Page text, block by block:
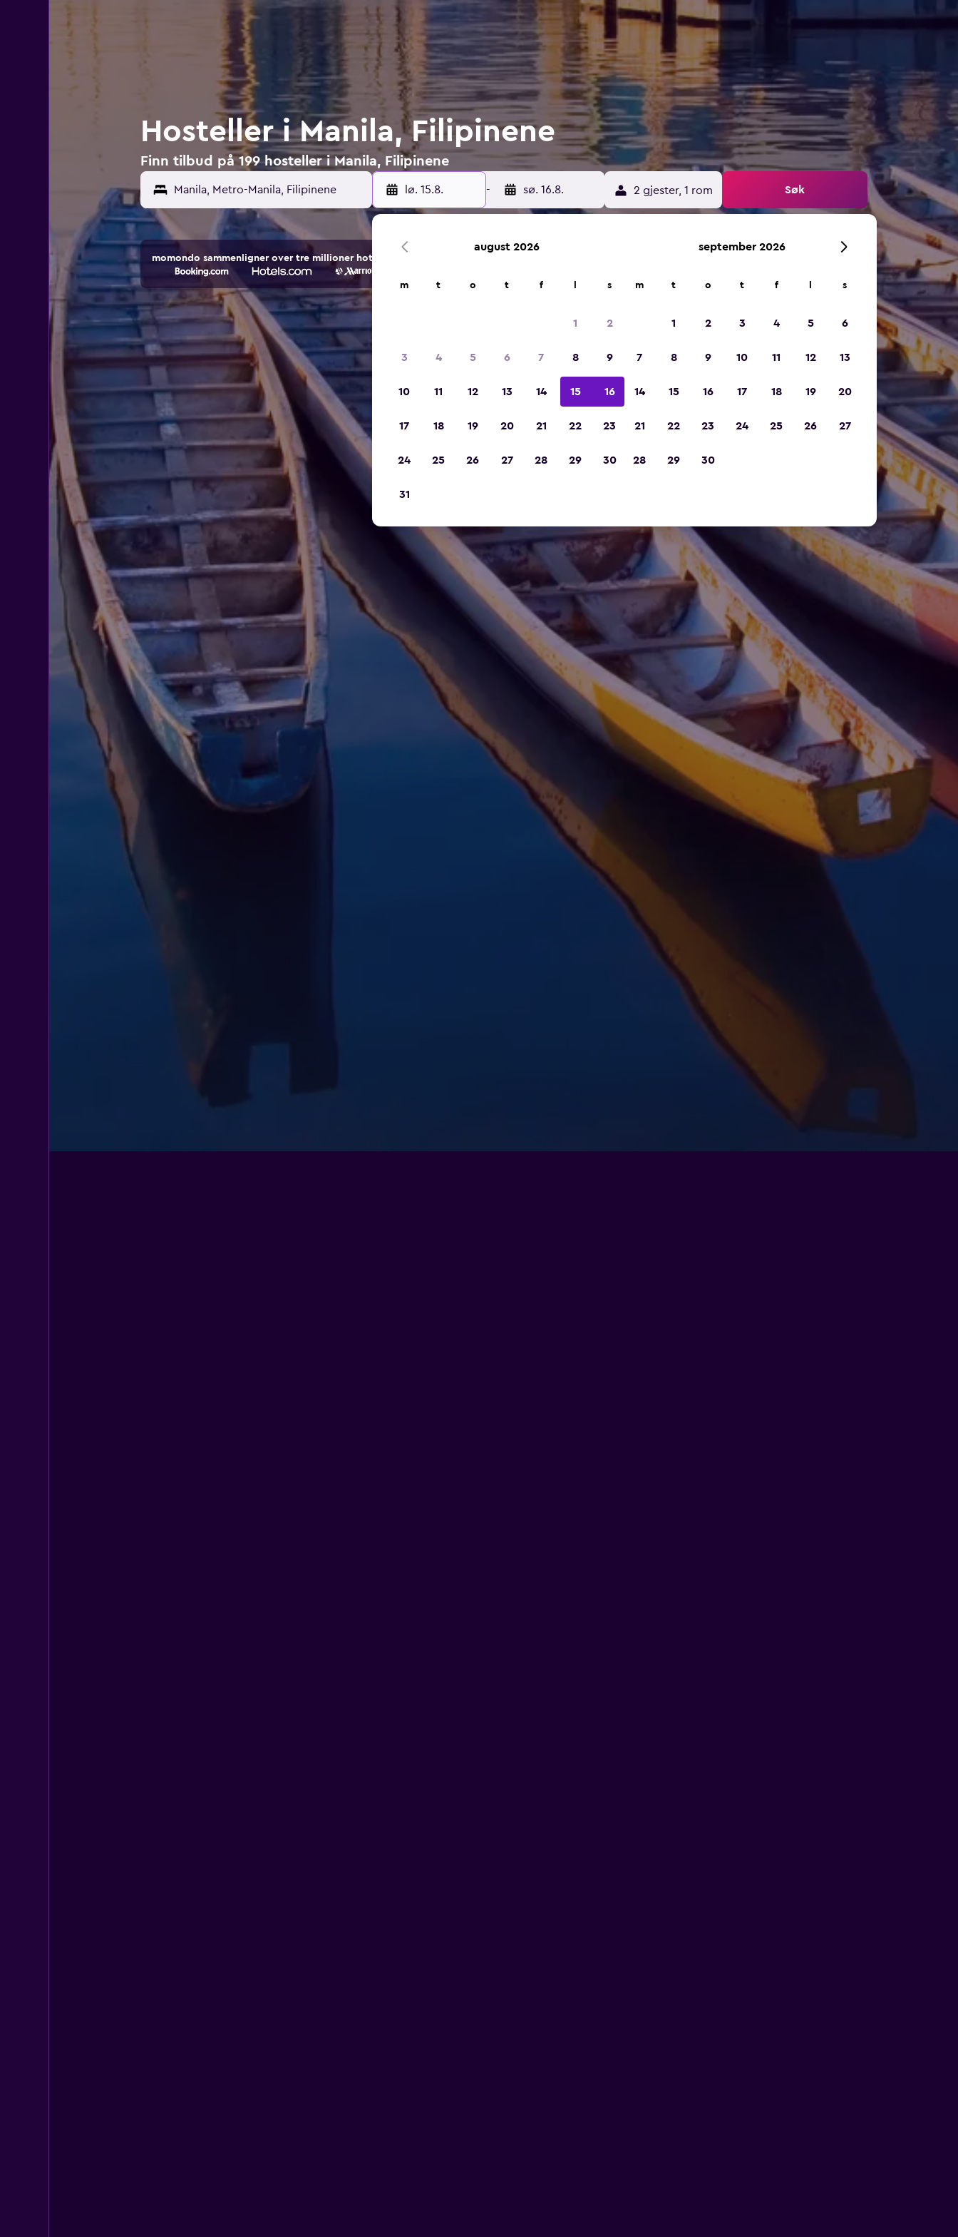
Hosteller i Manila, Filipinene
Finn tilbud på 199 hosteller i Manila, Filipinene
lø. 15.8. - sø. 16.8. 2 gjester, 1 rom Søk
momondo sammenligner over tre millioner hotell- og overnattingsalternativer.
august 2026
m t o t f s
1 2
3 4 5 6 7 8 9
10 11 12 13 14 15 16
17 18 19 20 21 22 23
24 25 26 27 28 29 30
31
september 2026
m t o t f s
1 2 3 4 5 6
7 8 9 10 11 12 13
14 15 16 17 18 19 20
21 22 23 24 25 26 27
28 29 30